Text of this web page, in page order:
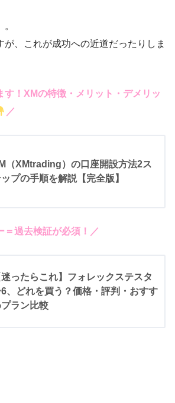
が、これが成功への近道だったりしま
す！XMの特徴・メリット・デメリッ
／
（XMtrading）の口座開設方法2ス
プの手順を解説【完全版】
＝過去検証が必須！／
迷ったらこれ】フォレックステスタ
6、どれを買う？価格・評判・おすす
ラン比較